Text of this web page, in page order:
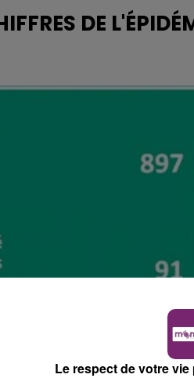
DE
22 juillet
Le respect de votre